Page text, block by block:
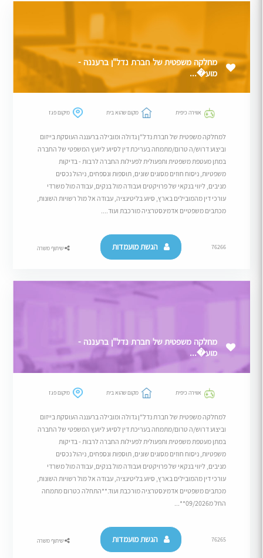
מחלקה משפטית של חברת נדל"ן ברעננה -
מוע�...
אווירה כיפית מקום שהוא בית מיקום פגז
למחלקה משפטית של חברת נדל"ן גדולה ומובילה ברעננה העוסקת בייזום
וביצוע דרוש/ה טרום/מתמחה בעריכת דין לסיוע ליועץ המשפטי של החברה
במתן מעטפת משפטית ותפעולית לפעילות החברה לרבות - בדיקות
משפטיות, ניסוח חוזים מסוגים שונים, תוספות ונספחים, ניהול נכסים
מניבים, ליווי בנקאי של פרויקטים ועבודה מול בנקים, עבודה מול משרדי
עורכי דין מהמובילים בארץ, סיוע בליטיגציה, עבודה אל מול רשויות השונות,
מכתבים משפטיים אדמינסטרציה מורכבת ועוד....
76266 הגשת מועמדות שיתוף משרה
מחלקה משפטית של חברת נדל"ן ברעננה -
מוע�...
אווירה כיפית מקום שהוא בית מיקום פגז
למחלקה משפטית של חברת נדל"ן גדולה ומובילה ברעננה העוסקת בייזום
וביצוע דרוש/ה טרום/מתמחה בעריכת דין לסיוע ליועץ המשפטי של החברה
במתן מעטפת משפטית ותפעולית לפעילות החברה לרבות - בדיקות
משפטיות, ניסוח חוזים מסוגים שונים, תוספות ונספחים, ניהול נכסים
מניבים, ליווי בנקאי של פרויקטים ועבודה מול בנקים, עבודה מול משרדי
עורכי דין מהמובילים בארץ, סיוע בליטיגציה, עבודה אל מול רשויות השונות,
מכתבים משפטיים אדמינסטרציה מורכבת ועוד.**התחלה כטרום מתמחה
החל מ09/2026**...
76265 הגשת מועמדות שיתוף משרה